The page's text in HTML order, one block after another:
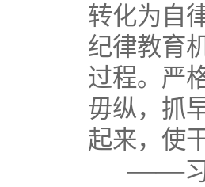
转化为自
纪律教育
过程。严
毋纵，抓
起来，使
——